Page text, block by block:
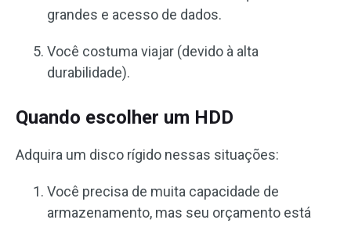
grandes e acesso de dados.
Você costuma viajar (devido à alta
durabilidade).
Quando escolher um HDD
Adquira um disco rígido nessas situações:
Você precisa de muita capacidade de
armazenamento, mas seu orçamento está